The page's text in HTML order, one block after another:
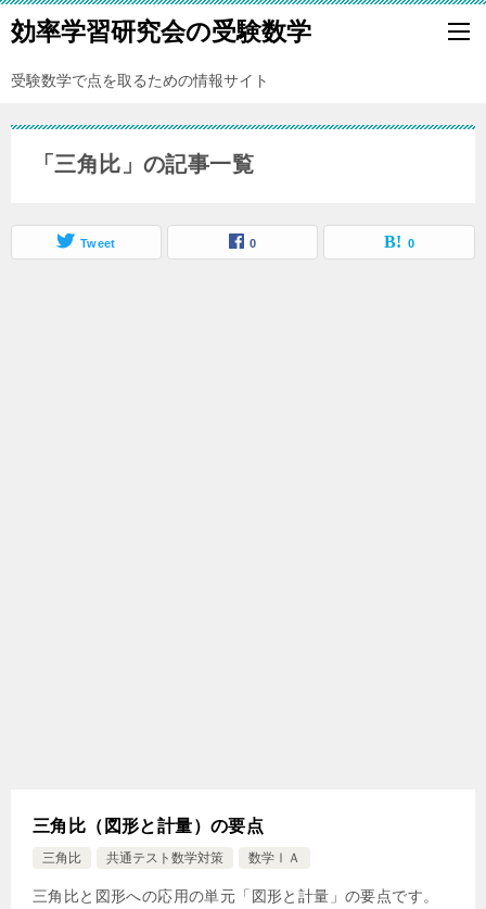
効率学習研究会の受験数学
受験数学で点を取るための情報サイト
「三角比」の記事一覧
Tweet 0 0
三角比（図形と計量）の要点
三角比 共通テスト数学対策 数学ⅠＡ
三角比と図形への応用の単元「図形と計量」の要点です。